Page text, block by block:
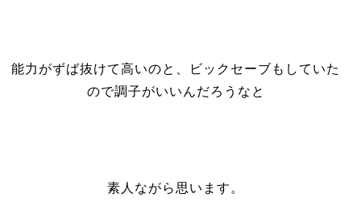
能力がずば抜けて高いのと、ビックセーブもしていた
ので調子がいいんだろうなと
素人ながら思います。